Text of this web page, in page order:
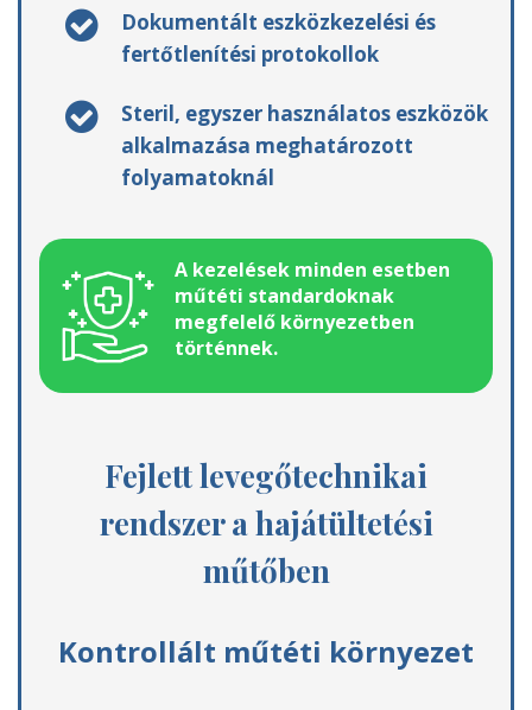
Dokumentált eszközkezelési és
fertőtlenítési protokollok
Steril, egyszer használatos eszközök
alkalmazása meghatározott
folyamatoknál
A kezelések minden esetben
műtéti standardoknak
megfelelő környezetben
történnek.
Fejlett levegőtechnikai
rendszer a hajátültetési
műtőben
Kontrollált műtéti környezet